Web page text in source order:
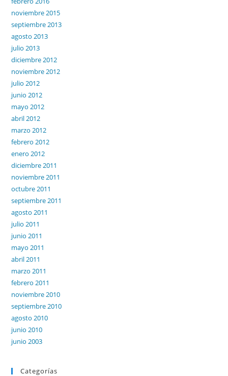
noviembre 2015
septiembre 2013
agosto 2013
julio 2013
diciembre 2012
noviembre 2012
julio 2012
junio 2012
mayo 2012
abril 2012
marzo 2012
febrero 2012
enero 2012
diciembre 2011
noviembre 2011
octubre 2011
septiembre 2011
agosto 2011
julio 2011
junio 2011
mayo 2011
abril 2011
marzo 2011
febrero 2011
noviembre 2010
septiembre 2010
agosto 2010
junio 2010
junio 2003
Categorías